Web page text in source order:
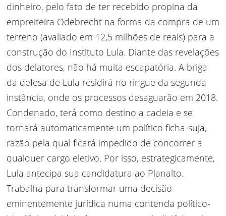
dinheiro, pelo fato de ter recebido propina da
empreiteira Odebrecht na forma da compra de um
terreno (avaliado em 12,5 milhões de reais) para a
construção do Instituto Lula. Diante das revelações
dos delatores, não há muita escapatória. A briga
da defesa de Lula residirá no ringue da segunda
instância, onde os processos desaguarão em 2018.
Condenado, terá como destino a cadeia e se
tornará automaticamente um político ficha-suja,
razão pela qual ficará impedido de concorrer a
qualquer cargo eletivo. Por isso, estrategicamente,
Lula antecipa sua candidatura ao Planalto.
Trabalha para transformar uma decisão
eminentemente jurídica numa contenda político-